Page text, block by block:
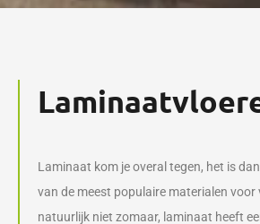
Laminaat kom je overal tegen, het is
van de meest populaire materialen voor
natuurlijk niet zomaar, laminaat heeft